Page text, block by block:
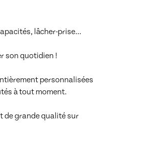
lâcher-prise…
son quotidien !
personnalisées
à tout moment.
de grande qualité sur